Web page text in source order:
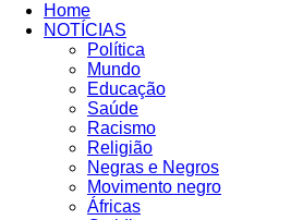
Home
NOTÍCIAS
Política
Mundo
Educação
Saúde
Racismo
Religião
Negras e Negros
Movimento negro
Áfricas